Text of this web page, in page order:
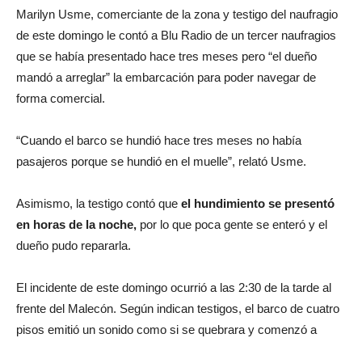
Marilyn Usme, comerciante de la zona y testigo del naufragio
de este domingo le contó a Blu Radio de un tercer naufragios
que se había presentado hace tres meses pero “el dueño
mandó a arreglar” la embarcación para poder navegar de
forma comercial.
“Cuando el barco se hundió hace tres meses no había
pasajeros porque se hundió en el muelle”, relató Usme.
Asimismo, la testigo contó que el hundimiento se presentó
en horas de la noche, por lo que poca gente se enteró y el
dueño pudo repararla.
El incidente de este domingo ocurrió a las 2:30 de la tarde al
frente del Malecón. Según indican testigos, el barco de cuatro
pisos emitió un sonido como si se quebrara y comenzó a